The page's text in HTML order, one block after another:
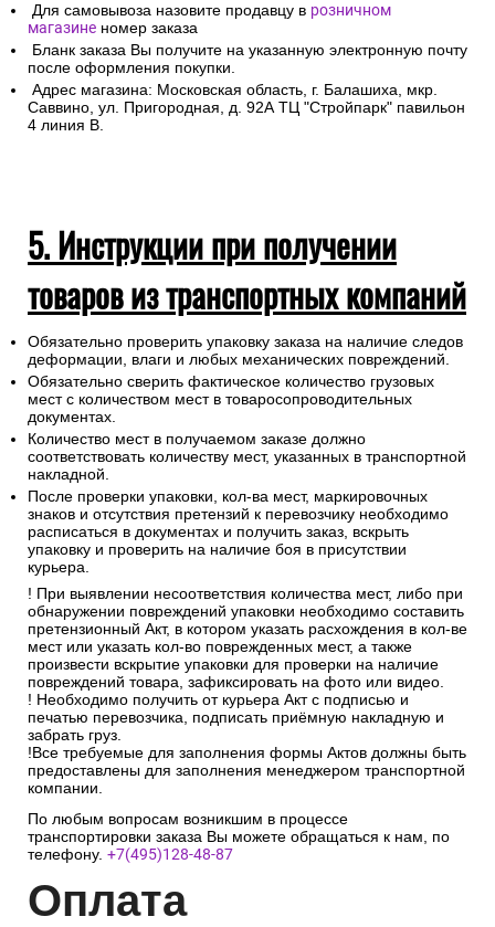
Для самовывоза назовите продавцу в розничном
магазине номер заказа
Бланк заказа Вы получите на указанную электронную почту
после оформления покупки.
Адрес магазина: Московская область, г. Балашиха, мкр.
Саввино, ул. Пригородная, д. 92А ТЦ "Стройпарк" павильон
4 линия В.
5. Инструкции при получении
товаров из транспортных компаний
Обязательно проверить упаковку заказа на наличие следов
деформации, влаги и любых механических повреждений.
Обязательно сверить фактическое количество грузовых
мест с количеством мест в товаросопроводительных
документах.
Количество мест в получаемом заказе должно
соответствовать количеству мест, указанных в транспортной
накладной.
После проверки упаковки, кол-ва мест, маркировочных
знаков и отсутствия претензий к перевозчику необходимо
расписаться в документах и получить заказ, вскрыть
упаковку и проверить на наличие боя в присутствии
курьера.
! При выявлении несоответствия количества мест, либо при
обнаружении повреждений упаковки необходимо составить
претензионный Акт, в котором указать расхождения в кол-ве
мест или указать кол-во поврежденных мест, а также
произвести вскрытие упаковки для проверки на наличие
повреждений товара, зафиксировать на фото или видео.
! Необходимо получить от курьера Акт с подписью и
печатью перевозчика, подписать приёмную накладную и
забрать груз.
!Все требуемые для заполнения формы Актов должны быть
предоставлены для заполнения менеджером транспортной
компании.
По любым вопросам возникшим в процессе
транспортировки заказа Вы можете обращаться к нам, по
телефону. +7(495)128-48-87
Оплата